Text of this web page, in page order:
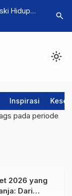
Hidup
Antara
Inzaghi
search
light_mode
Inspirasi
pada periode
2026 yang
Dari